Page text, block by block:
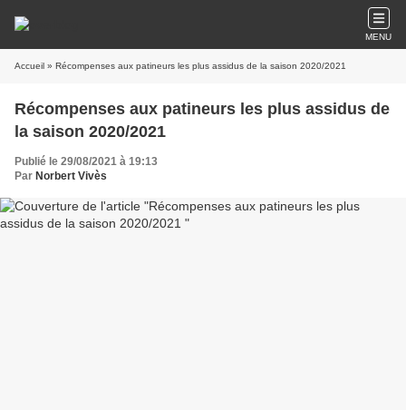
MENU
Accueil » Récompenses aux patineurs les plus assidus de la saison 2020/2021
Récompenses aux patineurs les plus assidus de
la saison 2020/2021
Publié le 29/08/2021 à 19:13
Par Norbert Vivès